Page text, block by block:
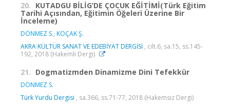
20. KUTADGU BİLİG’DE ÇOCUK EĞİTİMİ(Türk Eğitim
Tarihi Açısından, Eğitimin Öğeleri Üzerine Bir
İnceleme)
DÖNMEZ S., KOÇAK Ş.
AKRA KÜLTÜR SANAT VE EDEBİYAT DERGİSİ , cilt.6, sa.15, ss.145-
192, 2018 (Hakemli Dergi)
21. Dogmatizmden Dinamizme Dini Tefekkür
DÖNMEZ S.
Türk Yurdu Dergisi , sa.366, ss.71-77, 2018 (Hakemsiz Dergi)